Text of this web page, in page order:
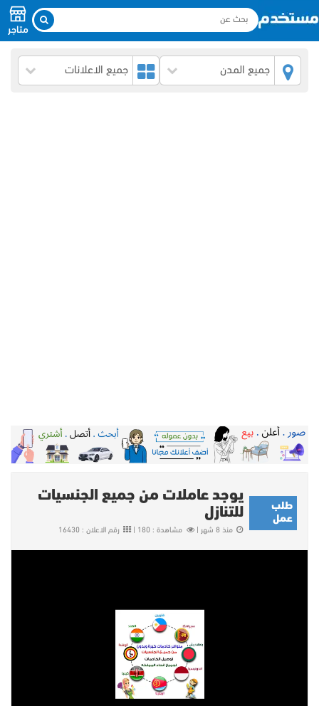
متاجر
جميع المدن جميع الاعلانات
طلب
عمل
يوجد عاملات من جميع الجنسيات
للتنازل
منذ 8 شهر | مشاهدة : 180 | رقم الاعلان : 16430